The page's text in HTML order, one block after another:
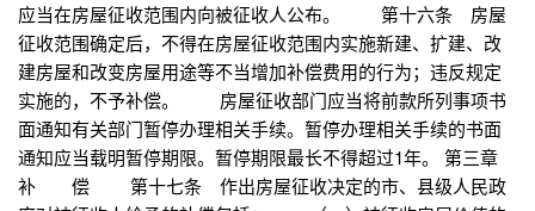
应当在房屋征收范围内向被征收人公布。 第十六条 房屋
征收范围确定后，不得在房屋征收范围内实施新建、扩建、改
建房屋和改变房屋用途等不当增加补偿费用的行为；违反规定
实施的，不予补偿。 房屋征收部门应当将前款所列事项书
面通知有关部门暂停办理相关手续。暂停办理相关手续的书面
通知应当载明暂停期限。暂停期限最长不得超过1年。 第三章
补 偿 第十七条 作出房屋征收决定的市、县级人民政